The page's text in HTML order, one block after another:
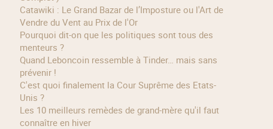
Catawiki : Le Grand Bazar de l’Imposture ou l'Art de
Vendre du Vent au Prix de l'Or
Pourquoi dit-on que les politiques sont tous des
menteurs ?
Quand Leboncoin ressemble à Tinder… mais sans
prévenir !
C'est quoi finalement la Cour Suprême des Etats-
Unis ?
Les 10 meilleurs remèdes de grand-mère qu'il faut
connaître en hiver